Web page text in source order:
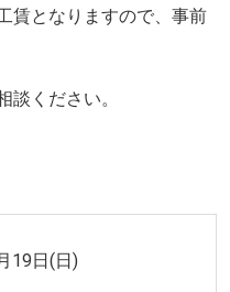
賃となりますので、事前
談ください。
19日(日)